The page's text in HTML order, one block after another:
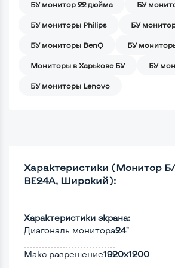
БУ монитор 22 дюйма БУ
БУ мониторы Philips БУ
БУ мониторы BenQ БУ
Мониторы в Харькове БУ БУ
БУ мониторы Lenovo
Характеристики (Монитор
BE24A, Широкий):
Характеристики экрана:
Диагональ монитора24"
Макс разрешение1920x1200